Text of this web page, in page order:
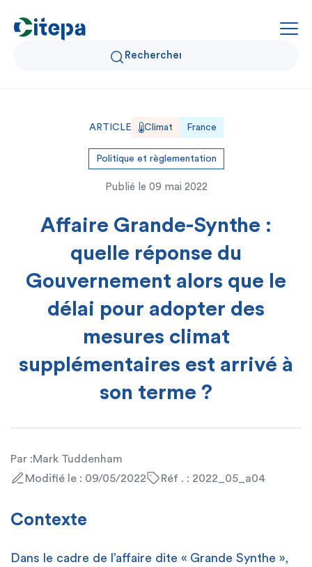
Qui sommes-nous ?
Données Air et Climat
Expertise et solutions
ARTICLE Climat France
Politique et règlementation
Publié le 09 mai 2022
Affaire Grande-Synthe :
quelle réponse du
Gouvernement alors que le
délai pour adopter des
mesures climat
supplémentaires est arrivé à
son terme ?
Par :Mark Tuddenham
Modifié le : 09/05/2022
Réf . : 2022_05_a04
Contexte
Dans le cadre de l’affaire dite « Grande Synthe »,